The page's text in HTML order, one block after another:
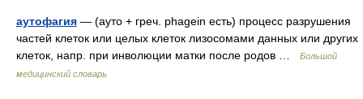
аутофагия — (ауто + греч. phagein есть) процесс разрушения
частей клеток или целых клеток лизосомами данных или других
клеток, напр. при инволюции матки после родов …
Большой
медицинский словарь